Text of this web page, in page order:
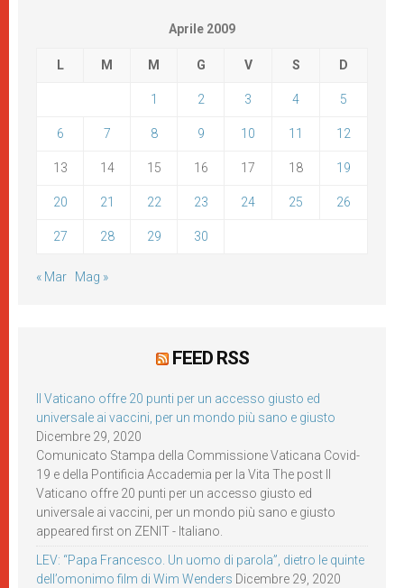
Aprile 2009
L M M G V S D
1 2 3 4 5
6 7 8 9 10 11 12
13 14 15 16 17 18 19
20 21 22 23 24 25 26
27 28 29 30
« Mar Mag »
FEED RSS
Il Vaticano offre 20 punti per un accesso giusto ed
universale ai vaccini, per un mondo più sano e giusto
Dicembre 29, 2020
Comunicato Stampa della Commissione Vaticana Covid-
19 e della Pontificia Accademia per la Vita The post Il
Vaticano offre 20 punti per un accesso giusto ed
universale ai vaccini, per un mondo più sano e giusto
appeared first on ZENIT - Italiano.
LEV: “Papa Francesco. Un uomo di parola”, dietro le quinte
dell’omonimo film di Wim Wenders Dicembre 29, 2020